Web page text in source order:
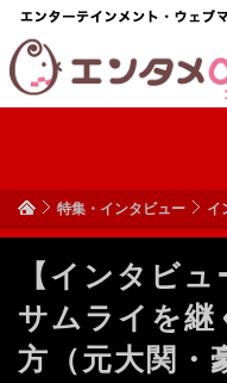
特集・インタビュー イ
【インタビ
サムライを継
方（元大関・